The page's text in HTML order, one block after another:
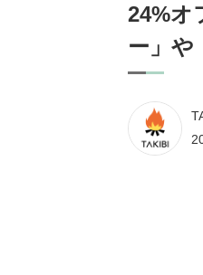
24%オ
ー」や